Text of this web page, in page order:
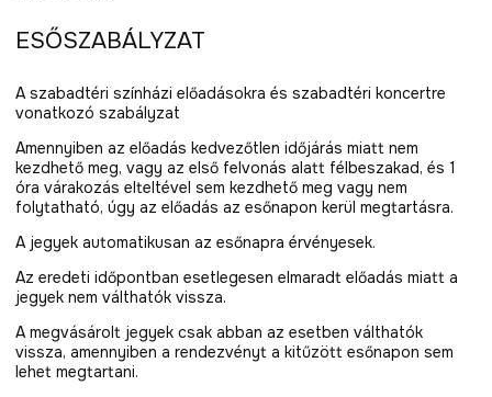
ESŐSZABÁLYZAT
A szabadtéri színházi előadásokra és szabadtéri koncertre
vonatkozó szabályzat
Amennyiben az előadás kedvezőtlen időjárás miatt nem
kezdhető meg, vagy az első felvonás alatt félbeszakad, és 1
óra várakozás elteltével sem kezdhető meg vagy nem
folytatható, úgy az előadás az esőnapon kerül megtartásra.
A jegyek automatikusan az esőnapra érvényesek.
Az eredeti időpontban esetlegesen elmaradt előadás miatt a
jegyek nem válthatók vissza.
A megvásárolt jegyek csak abban az esetben válthatók
vissza, amennyiben a rendezvényt a kitűzött esőnapon sem
lehet megtartani.